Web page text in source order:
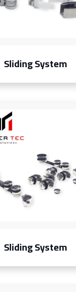
Sliding System
Sliding System